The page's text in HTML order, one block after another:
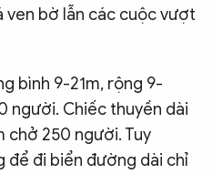
ven bờ lẫn các cuộc vượt
bình 9-21m, rộng 9-
người. Chiếc thuyền dài
chở 250 người. Tuy
để đi biển đường dài chỉ